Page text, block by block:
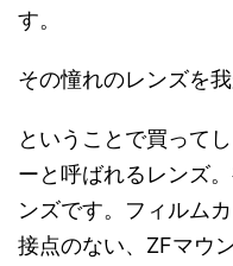
す。
その憧れのレンズを我
ということで買って
ーと呼ばれるレンズ
ンズです。フィルム
接点のない、ZFマウ